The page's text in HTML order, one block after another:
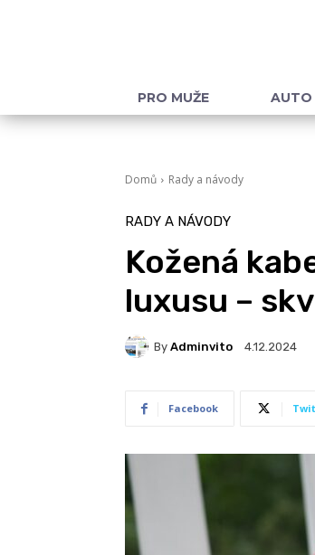
PRO MUŽE
Domů Rady a návody
RADY A NÁVODY
Kožená
luxusu –
By Adminvito 4.12.2024
Facebook